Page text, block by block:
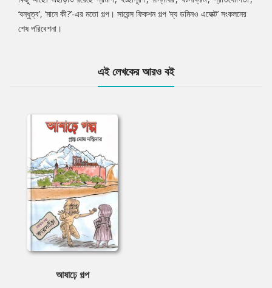
‘বন্ধুত্ব’, ‘মানে কী?’-এর মতো গল্প। সায়েন্স ফিকশন গল্প ‘দ্য ডমিনও এফেক্ট’ সংকলনের
শেষ পরিবেশনা।
এই লেখকের আরও বই
আষাঢ়ে গল্প